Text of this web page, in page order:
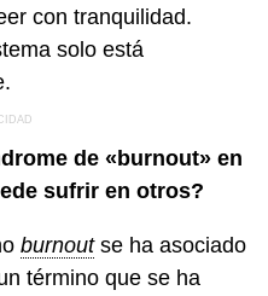
con tranquilidad.
solo está
de «burnout» en
sufrir en otros?
burnoutse ha asociado
término que se ha